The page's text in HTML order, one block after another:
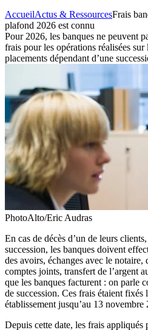
AccueilActus & RessourcesFrais
plafond 2026 est connu
Pour 2026, les banques ne peuvent
frais pour les opérations réalisées sur
placements dépendant d’une
PhotoAlto/Eric Audras
En cas de décès d’un de leurs
succession, les banques doivent
des avoirs, échanges avec le
comptes joints, transfert de l’argent
que les banques facturent : on parle
de succession. Ces frais étaient fixés
établissement jusqu’au 13 novembre
Depuis cette date, les frais appliqués